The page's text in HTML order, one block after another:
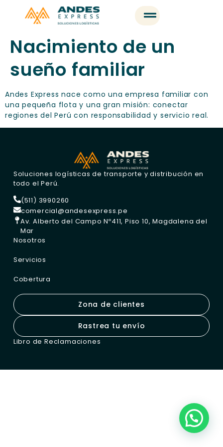
Nacimiento de un
sueño familiar
Andes Express nace como una empresa familiar con
una pequeña flota y una gran misión: conectar
regiones del Perú con responsabilidad y servicio real.
Soluciones logísticas de transporte y distribución en
todo el Perú.
(511) 3990260
comercial@andesexpress.pe
Av. Alberto del Campo Nº411, Piso 10, Magdalena del
Mar
Nosotros
Servicios
Cobertura
Zona de clientes
Rastrea tu envío
Libro de Reclamaciones